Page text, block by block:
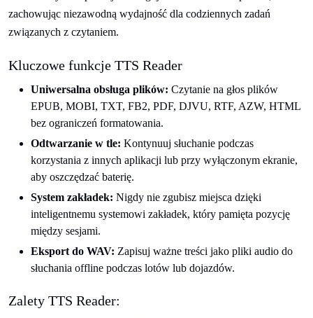
zachowując niezawodną wydajność dla codziennych zadań
związanych z czytaniem.
Kluczowe funkcje TTS Reader
Uniwersalna obsługa plików: Czytanie na głos plików
EPUB, MOBI, TXT, FB2, PDF, DJVU, RTF, AZW, HTML
bez ograniczeń formatowania.
Odtwarzanie w tle: Kontynuuj słuchanie podczas
korzystania z innych aplikacji lub przy wyłączonym ekranie,
aby oszczędzać baterię.
System zakładek: Nigdy nie zgubisz miejsca dzięki
inteligentnemu systemowi zakładek, który pamięta pozycję
między sesjami.
Eksport do WAV: Zapisuj ważne treści jako pliki audio do
słuchania offline podczas lotów lub dojazdów.
Zalety TTS Reader: